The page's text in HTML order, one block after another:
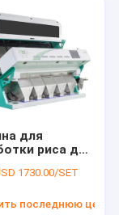
для
риса для
1730.00/SET
последнюю цену